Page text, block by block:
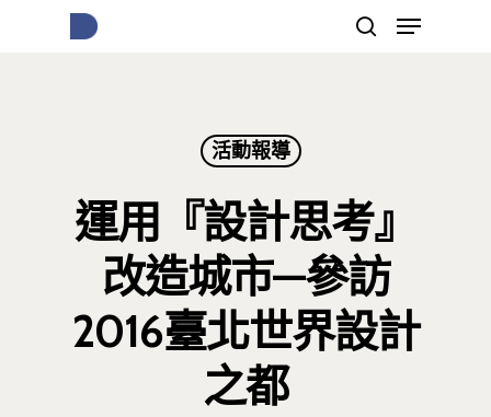
按下Enter開始搜尋，或Esc關閉跳窗
活動報導
運用『設計思考』
改造城市—參訪
2016臺北世界設計
之都